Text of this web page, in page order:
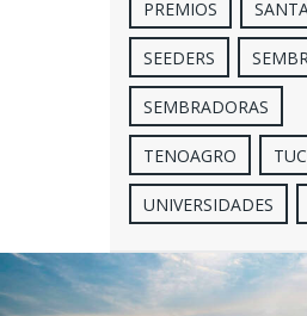
PREMIOS
SEEDERS
SEMBRADORAS
TENOAGRO
UNIVERSIDADES